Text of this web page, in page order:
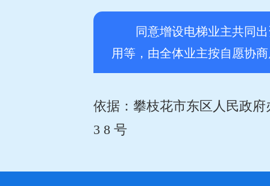
同意增设电梯业主共同出
用等，由全体业主按自愿协
依据：攀枝花市东区人民政
3 8 号